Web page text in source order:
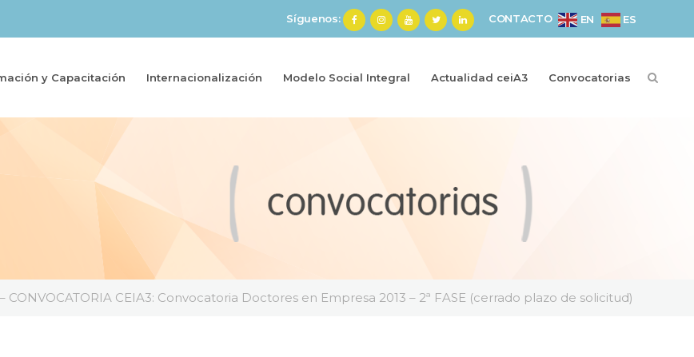
Síguenos: CONTACTO EN ES
y Capacitación Internacionalización Modelo Social Integral Actualidad ceiA3 Convocatorias
CONVOCATORIA CEIA3: Convocatoria Doctores en Empresa 2013 – 2ª FASE (cerrado plazo de solicitud)